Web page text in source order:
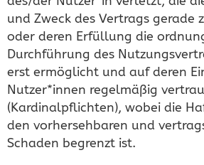
und Zweck des Vertrags gerade
oder deren Erfüllung die
Durchführung des
erst ermöglicht und auf deren
Nutzer*innen regelmäßig
(Kardinalpflichten), wobei die
den vorhersehbaren und
Schaden begrenzt ist.